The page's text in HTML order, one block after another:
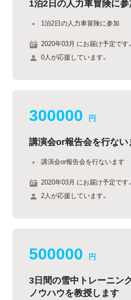
1泊2日の人力車冒険に
1泊2日の人力車冒険に参加
2020年03月 にお届け予定です。
0人が応援しています。
300000 円
講演会or報告会を行ない
講演会or報告会を行ないます
2020年03月 にお届け予定です。
2人が応援しています。
500000 円
3日間の雪中トレーニン
ノウハウを教授します